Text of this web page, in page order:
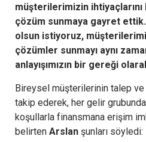
müşterilerimizin
çözüm sunmaya gayret
olsun istiyoruz,
çözümler sunmayı aynı
anlayışımızın bir gereği
Bireysel müşterilerinin talep ve
takip ederek, her gelir
koşullarla finansmana erişim
belirten Arslan şunları söyledi: